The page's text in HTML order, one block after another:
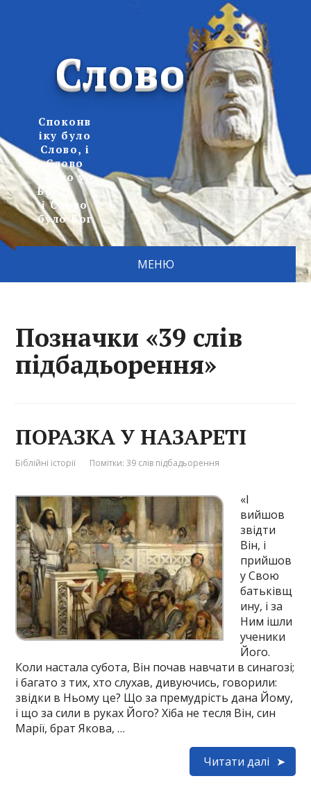
Слово
Споконв
іку було
Слово, і
Слово
було у
Бога,
і Слово
було Бог
МЕНЮ
Позначки «39 слів
підбадьорення»
ПОРАЗКА У НАЗАРЕТІ
Біблійні історії Помітки:39 слів підбадьорення
«І
вийшов
звідти
Він, і
прийшов
у Свою
батьківщ
ину, і за
Ним ішли
ученики
Його.
Коли настала субота, Він почав навчати в синагозі;
і багато з тих, хто слухав, дивуючись, говорили:
звідки в Ньому це? Що за премудрість дана Йому,
і що за сили в руках Його? Хіба не тесля Він, син
Марії, брат Якова, …
Читати далі